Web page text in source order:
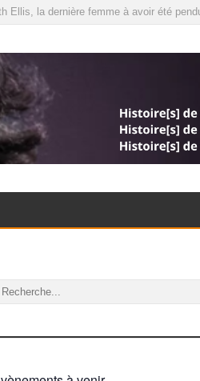
Ellis, la dernière femme à avoir été